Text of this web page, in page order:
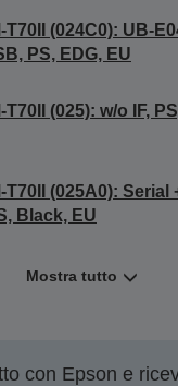
T70II (024C0): UB-
PS, EDG, EU
T70II (025): w/o IF,
T70II (025A0): Serial
Black, EU
Mostra tutto
con Epson e